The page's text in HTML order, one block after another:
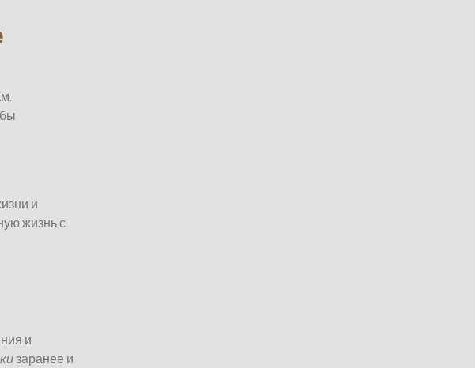
и
жизнь с
и
заранее и